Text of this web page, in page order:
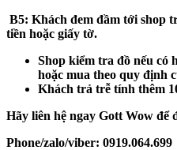
B5: Khách đem đầm tới shop
tiền hoặc giấy tờ.
Shop kiểm tra đồ nếu có
hoặc mua theo quy định
Khách trả trễ tính thêm
Hãy liên hệ ngay Gott Wow để
Phone/zalo/viber: 0919.064.699